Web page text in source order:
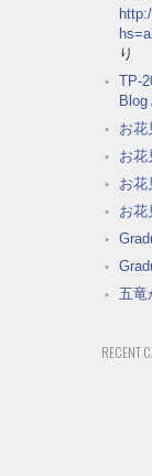
り
TP-
Blog
お花
お花
お花
お花
五竜
RECENT